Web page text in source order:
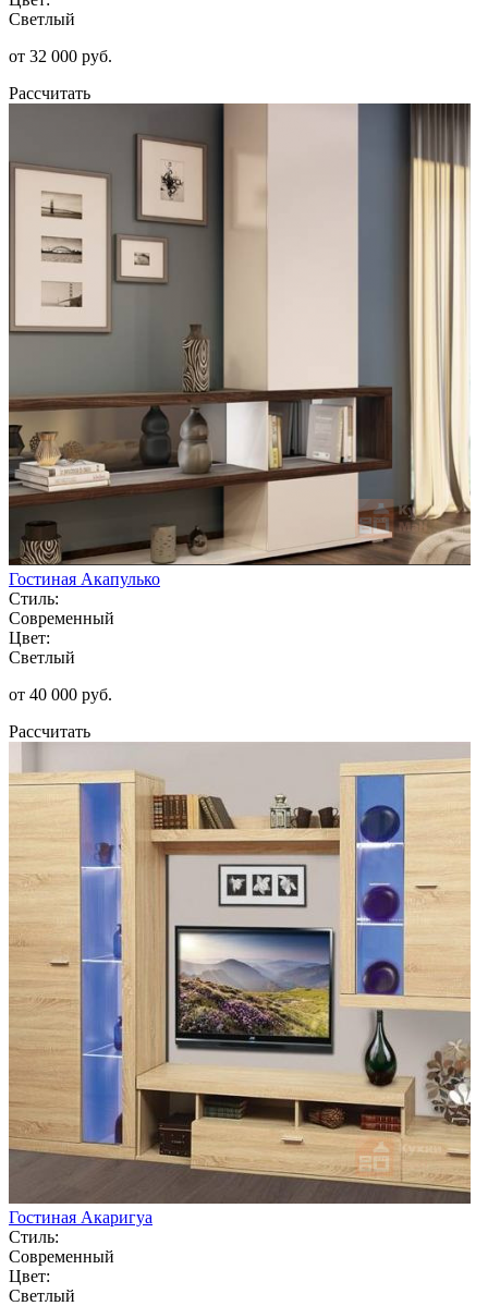
Светлый
от 32 000 руб.
Рассчитать
Гостиная Акапулько
Стиль:
Современный
Цвет:
Светлый
от 40 000 руб.
Рассчитать
Гостиная Акаригуа
Стиль:
Современный
Цвет:
Светлый